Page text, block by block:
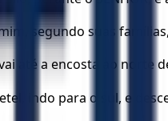
segundo suas
até a encosta ao
indo para o sul, e